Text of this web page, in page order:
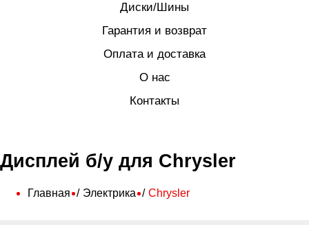
Диски/Шины
Гарантия и возврат
Оплата и доставка
О нас
Контакты
Дисплей б/у для Chrysler
Главная Электрика Chrysler